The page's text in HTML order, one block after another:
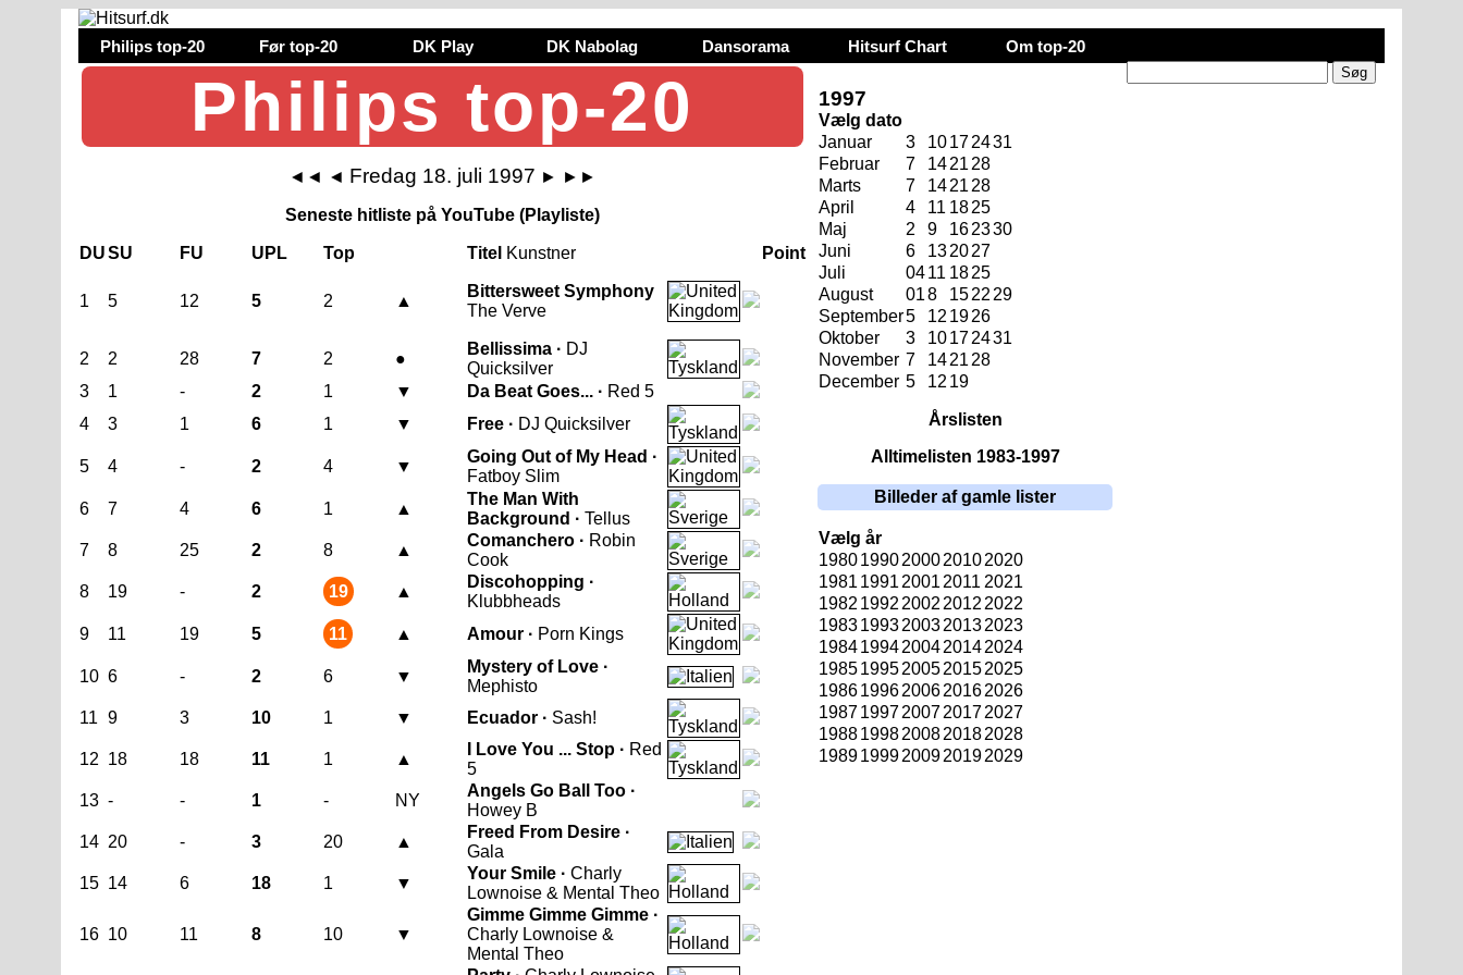
Philips top-20 Før top-20 DK Play DK Nabolag Dansorama Hitsurf Chart Om top-20
Philips top-20
◄◄ ◄ Fredag 18. juli 1997 ► ►►
Seneste hitliste på YouTube (Playliste)
DUSU FU UPL Top Titel Kunstner Point
1 5 12 5 2 ▲
Bittersweet Symphony
The Verve
2 2 28 7 2 ●
Bellissima · DJ
Quicksilver
3
1 - 2 1 ▼ Da Beat Goes... · Red 5
4
3 1 6 1 ▼ Free · DJ Quicksilver
5 4 - 2 4 ▼
Going Out of My Head ·
Fatboy Slim
6
7 4 6 1 ▲
The Man With
Background · Tellus
7
8 25 2 8 ▲
Comanchero · Robin
Cook
8
19 - 2 19 ▲
Discohopping ·
Klubbheads
9
11 19 5 11 ▲ Amour · Porn Kings
10 6 - 2 6 ▼
Mystery of Love ·
Mephisto
11 9 3 10 1 ▼ Ecuador · Sash!
12 18 18 11 1 ▲
I Love You ... Stop · Red
5
13 - - 1 - NY
Angels Go Ball Too ·
Howey B
14 20 - 3 20 ▲
Freed From Desire ·
Gala
15 14 6 18 1 ▼
Your Smile · Charly
Lownoise & Mental Theo
16 10 11 8 10 ▼
Gimme Gimme Gimme ·
Charly Lownoise &
Mental Theo
1997
Vælg dato
Januar
3 10172431
Februar
7 1421 28
Marts
7 1421 28
April
4 11 1825
Maj
2 9 162330
Juni
6 132027
Juli
0411 1825
August
018 1522 29
September5 12 1926
Oktober
3 10172431
November 7 1421 28
December 5 12 19
Årslisten
Alltimelisten 1983-1997
Billeder af gamle lister
Vælg år
19801990200020102020
1981 1991 2001 2011 2021
1982 1992 2002 2012 2022
19831993200320132023
19841994200420142024
19851995200520152025
19861996200620162026
19871997200720172027
19881998200820182028
19891999200920192029